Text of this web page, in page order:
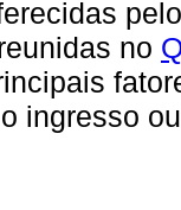
no
ingresso